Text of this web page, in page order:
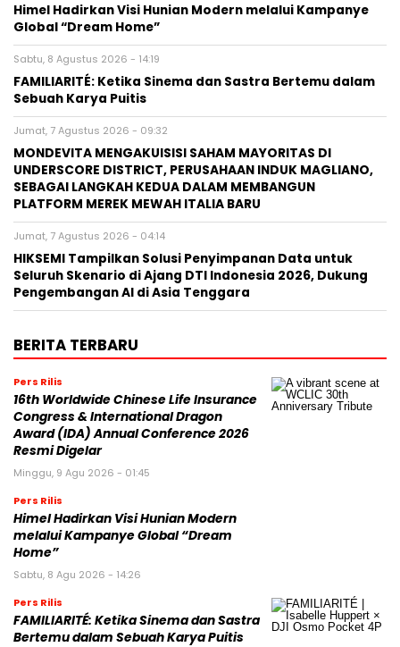
Himel Hadirkan Visi Hunian Modern melalui Kampanye
Global “Dream Home”
Sabtu, 8 Agustus 2026 - 14:19
FAMILIARITÉ: Ketika Sinema dan Sastra Bertemu dalam
Sebuah Karya Puitis
Jumat, 7 Agustus 2026 - 09:32
MONDEVITA MENGAKUISISI SAHAM MAYORITAS DI
UNDERSCORE DISTRICT, PERUSAHAAN INDUK MAGLIANO,
SEBAGAI LANGKAH KEDUA DALAM MEMBANGUN
PLATFORM MEREK MEWAH ITALIA BARU
Jumat, 7 Agustus 2026 - 04:14
HIKSEMI Tampilkan Solusi Penyimpanan Data untuk
Seluruh Skenario di Ajang DTI Indonesia 2026, Dukung
Pengembangan AI di Asia Tenggara
BERITA TERBARU
Pers Rilis
16th Worldwide Chinese Life Insurance
Congress & International Dragon
Award (IDA) Annual Conference 2026
Resmi Digelar
Minggu, 9 Agu 2026 - 01:45
Pers Rilis
Himel Hadirkan Visi Hunian Modern
melalui Kampanye Global “Dream
Home”
Sabtu, 8 Agu 2026 - 14:26
Pers Rilis
FAMILIARITÉ: Ketika Sinema dan Sastra
Bertemu dalam Sebuah Karya Puitis